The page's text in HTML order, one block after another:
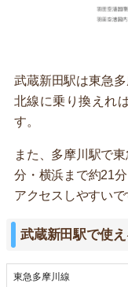
武蔵新田駅は東急
北線に乗り換えれ
す。
また、多摩川駅で
分・横浜まで約21
アクセスしやすいで
武蔵新田駅で使
東急多摩川線